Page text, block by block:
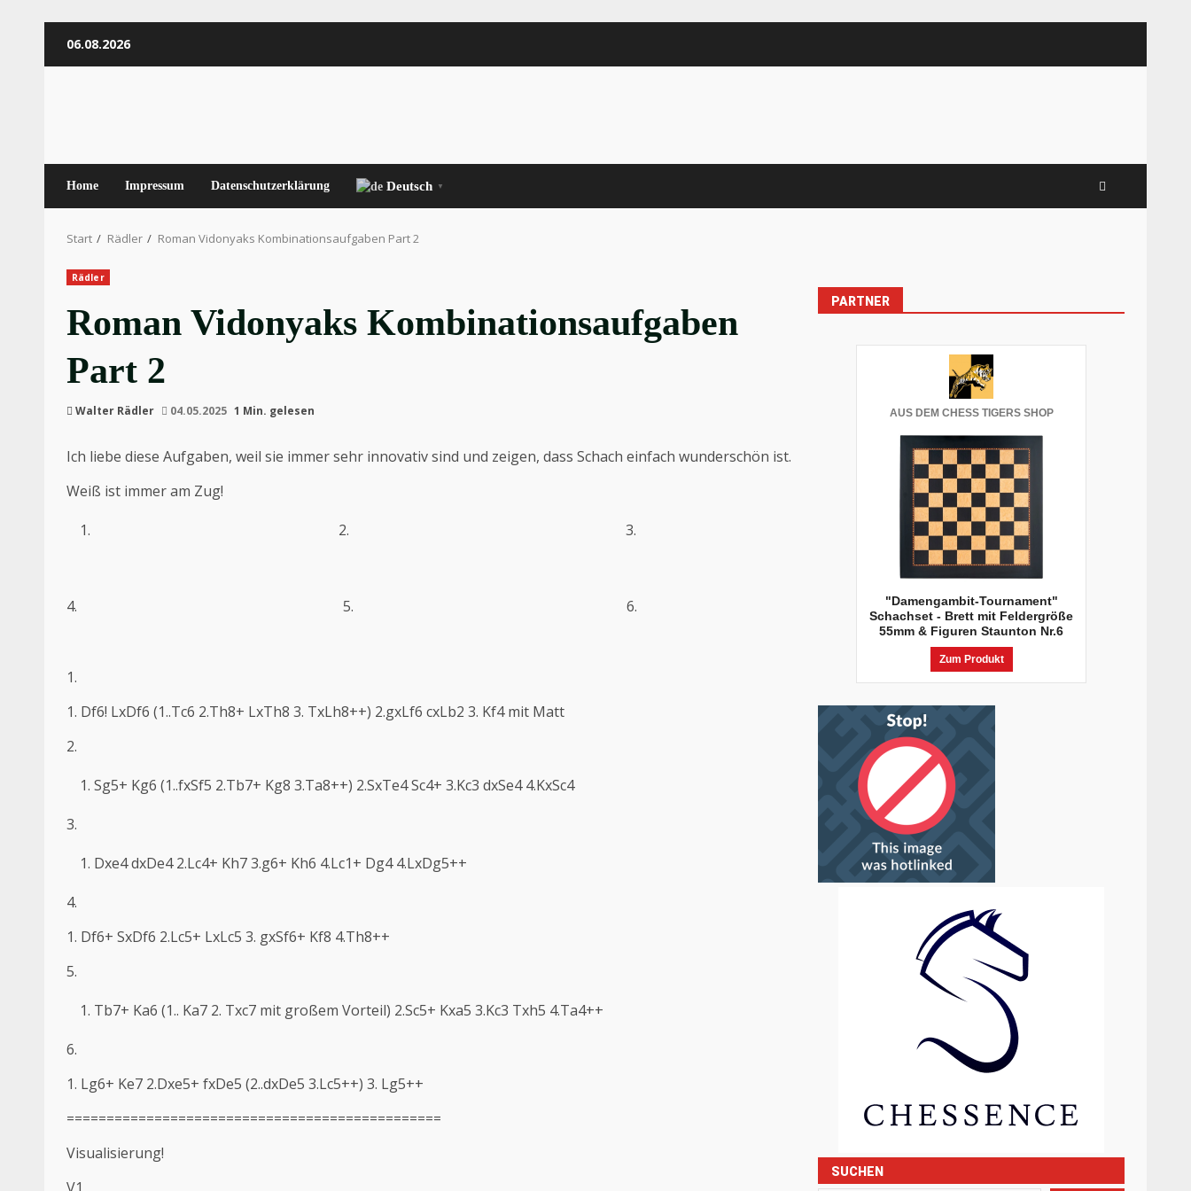
Inhalt06.08.2026
Home Impressum Datenschutzerklärung Deutsch ▼
Start Rädler Roman Vidonyaks Kombinationsaufgaben Part 2
Rädler
Roman Vidonyaks Kombinationsaufgaben
Part 2
Walter Rädler 04.05.2025 1 Min. gelesen
Ich liebe diese Aufgaben, weil sie immer sehr innovativ sind und zeigen, dass Schach einfach wunderschön ist.
Weiß ist immer am Zug!
2. 3.
4. 5. 6.
1.
1. Df6! LxDf6 (1..Tc6 2.Th8+ LxTh8 3. TxLh8++) 2.gxLf6 cxLb2 3. Kf4 mit Matt
2.
Sg5+ Kg6 (1..fxSf5 2.Tb7+ Kg8 3.Ta8++) 2.SxTe4 Sc4+ 3.Kc3 dxSe4 4.KxSc4
3.
Dxe4 dxDe4 2.Lc4+ Kh7 3.g6+ Kh6 4.Lc1+ Dg4 4.LxDg5++
4.
1. Df6+ SxDf6 2.Lc5+ LxLc5 3. gxSf6+ Kf8 4.Th8++
5.
Tb7+ Ka6 (1.. Ka7 2. Txc7 mit großem Vorteil) 2.Sc5+ Kxa5 3.Kc3 Txh5 4.Ta4++
6.
1. Lg6+ Ke7 2.Dxe5+ fxDe5 (2..dxDe5 3.Lc5++) 3. Lg5++
===============================================
Visualisierung!
PARTNER
AUS DEM CHESS TIGERS SHOP
"Damengambit-Tournament"
Schachset - Brett mit Feldergröße
55mm & Figuren Staunton Nr.6
Zum Produkt
SUCHEN